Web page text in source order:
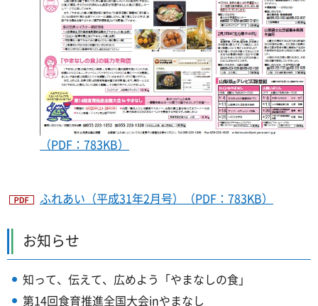
（PDF：783KB）
ふれあい（平成31年2月号）（PDF：783KB）
お知らせ
知って、伝えて、広めよう「やまなしの食」
第14回食育推進全国大会inやまなし